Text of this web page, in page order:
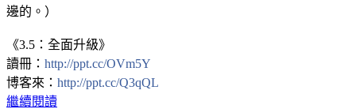
邊的。）
《3.5：全面升級》
讀冊： http://ppt.cc/OVm5Y
博客來： http://ppt.cc/Q3qQL
繼續閱讀